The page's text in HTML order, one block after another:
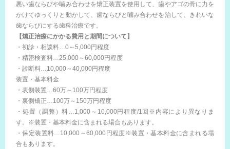
悪い歯ならびや噛み合わせを矯正装置を使用して、歯やアゴの骨に力を
かけてゆっくりと動かして、歯ならびと噛み合わせを治して、きれいな
歯ならびにする歯科治療です。
【矯正治療にかかる費用と期間について】
・初診・相談料…0～5,000円程度
・精密検査料…25,000～60,000円程度
・診断料…10,000～40,000円程度
装置・基本料金
・表側装置…60万～100万円程度
・裏側矯正…100万～150万円程度
・処置（調整）料…1,000～10,000円程度/1回※内容により異なりま
す。※装置・基本料金に含まれる場合もあります。
・保定装置料…10,000～60,000円程度※装置・基本料金に含まれる場
合もあります。